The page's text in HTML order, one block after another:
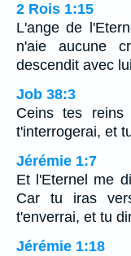
2 Rois 1:15
L'ange de
n'aie aucune
descendit avec
Job 38:3
Ceins tes reins
t'interrogerai, et
Jérémie 1:7
Et l'Eternel me
Car tu iras
t'enverrai, et tu
Jérémie 1:18